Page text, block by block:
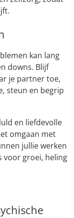
kan lang
downs. Blijf
je partner toe,
steun en begrip
en liefdevolle
omgaan met
jullie werken
voor groei, heling